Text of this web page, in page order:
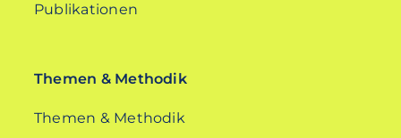
Publikationen
Themen & Methodik
Themen & Methodik